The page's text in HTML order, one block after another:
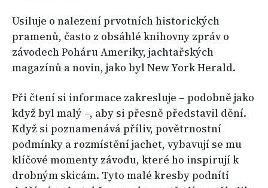
Usiluje o nalezení prvotních historických
pramenů, často z obsáhlé knihovny zpráv o
závodech Poháru Ameriky, jachtařských
magazínů a novin, jako byl New York Herald.
Při čtení si informace zakresluje – podobně jako
když byl malý –, aby si přesně představil dění.
Když si poznamenává příliv, povětrnostní
podmínky a rozmístění jachet, vybavují se mu
klíčové momenty závodu, které ho inspirují k
drobným skicám. Tyto malé kresby podnítí